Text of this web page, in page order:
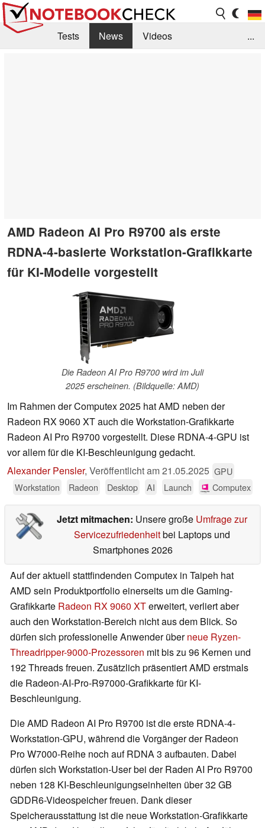
Tests News
Videos
...
AMD Radeon AI Pro R9700 als erste
RDNA-4-basierte Workstation-Grafikkarte
für KI-Modelle vorgestellt
Die Radeon AI Pro R9700 wird im Juli
2025 erscheinen. (Bildquelle: AMD)
Im Rahmen der Computex 2025 hat AMD neben der
Radeon RX 9060 XT auch die Workstation-Grafikkarte
Radeon AI Pro R9700 vorgestellt. Diese RDNA-4-GPU ist
vor allem für die KI-Beschleunigung gedacht.
Alexander Pensler, Veröffentlicht am21.05.2025 GPU
Workstation
Radeon Desktop AI Launch Computex
Jetzt mitmachen: Unsere große Umfrage zur
Servicezufriedenheitbei Laptops und
Smartphones 2026
Auf der aktuell stattfindenden Computex in Taipeh hat
AMD sein Produktportfolio einerseits um die Gaming-
Grafikkarte Radeon RX 9060 XTerweitert, verliert aber
auch den Workstation-Bereich nicht aus dem Blick. So
dürfen sich professionelle Anwender überneue Ryzen-
Threadripper-9000-Prozessoren mit bis zu 96 Kernen und
192 Threads freuen. Zusätzlich präsentiert AMD erstmals
die Radeon-AI-Pro-R97000-Grafikkarte für KI-
Beschleunigung.
Die AMD Radeon AI Pro R9700 ist die erste RDNA-4-
Workstation-GPU, während die Vorgänger der Radeon
Pro W7000-Reihe noch auf RDNA 3 aufbauten. Dabei
dürfen sich Workstation-User bei der Raden AI Pro R9700
neben 128 KI-Beschleunigungseinheiten über 32 GB
GDDR6-Videospeicher freuen. Dank dieser
Speicherausstattung ist die neue Workstation-Grafikkarte